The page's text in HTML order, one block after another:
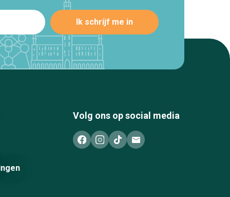
Volg ons op social media